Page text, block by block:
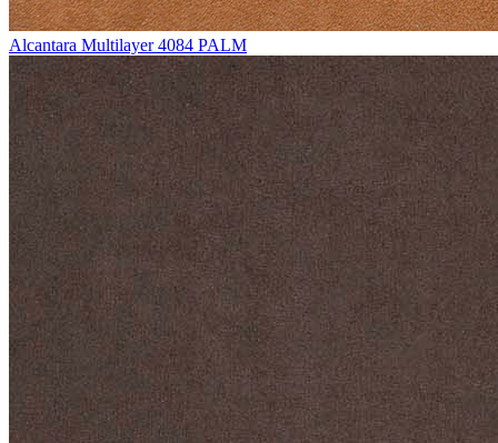
Alcantara Multilayer 4084 PALM